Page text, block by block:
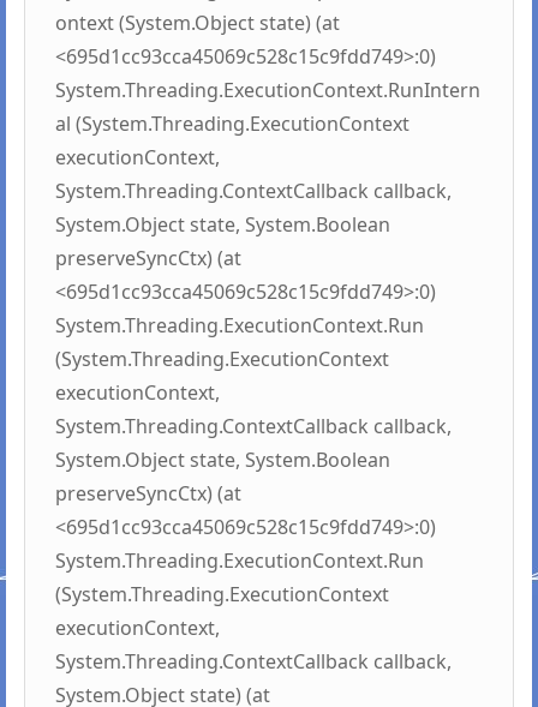
ontext (System.Object state) (at
<695d1cc93cca45069c528c15c9fdd749>:0)
System.Threading.ExecutionContext.RunIntern
al (System.Threading.ExecutionContext
executionContext,
System.Threading.ContextCallback callback,
System.Object state, System.Boolean
preserveSyncCtx) (at
<695d1cc93cca45069c528c15c9fdd749>:0)
System.Threading.ExecutionContext.Run
(System.Threading.ExecutionContext
executionContext,
System.Threading.ContextCallback callback,
System.Object state, System.Boolean
preserveSyncCtx) (at
<695d1cc93cca45069c528c15c9fdd749>:0)
System.Threading.ExecutionContext.Run
(System.Threading.ExecutionContext
executionContext,
System.Threading.ContextCallback callback,
System.Object state) (at